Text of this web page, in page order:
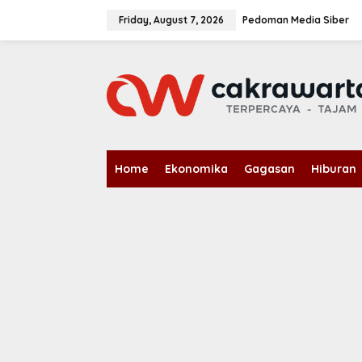
Friday, August 7, 2026 Pedoman Media Siber
Home Ekonomika Gagasan Hiburan